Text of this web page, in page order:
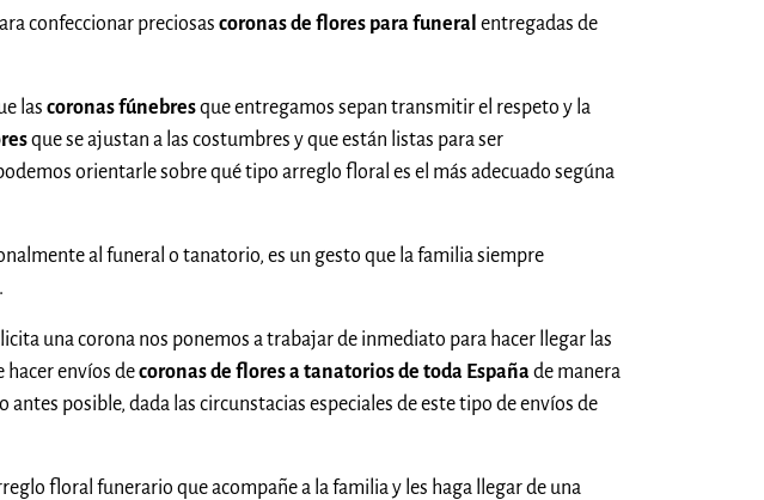
confeccionar preciosas coronas de flores para funeral entregadas de
las coronas fúnebresque entregamos sepan transmitir el respeto y la
que se ajustan a las costumbres y que están listas para ser
orientarle sobre qué tipo arreglo floral es el más adecuado segúna
al funeral o tanatorio, es un gesto que la familia siempre
una corona nos ponemos a trabajar de inmediato para hacer llegar las
hacer envíos decoronas de flores a tanatorios de toda Españade manera
posible, dada las circunstacias especiales de este tipo de envíos de
floral funerario que acompañe a la familia y les haga llegar de una